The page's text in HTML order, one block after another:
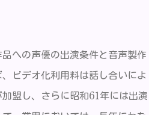
への声優の出演条件と音声製作
ビデオ化利用料は話し合いによ
盟し、さらに昭和61年には出演